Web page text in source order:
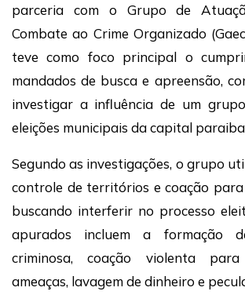
parceria com o Grupo de
Combate ao Crime Organizado
teve como foco principal o
mandados de busca e apreensão,
investigar a influência de um
eleições municipais da capital
Segundo as investigações, o grupo
controle de territórios e coação
buscando interferir no processo
apurados incluem a formação
criminosa, coação violenta
ameaças, lavagem de dinheiro e